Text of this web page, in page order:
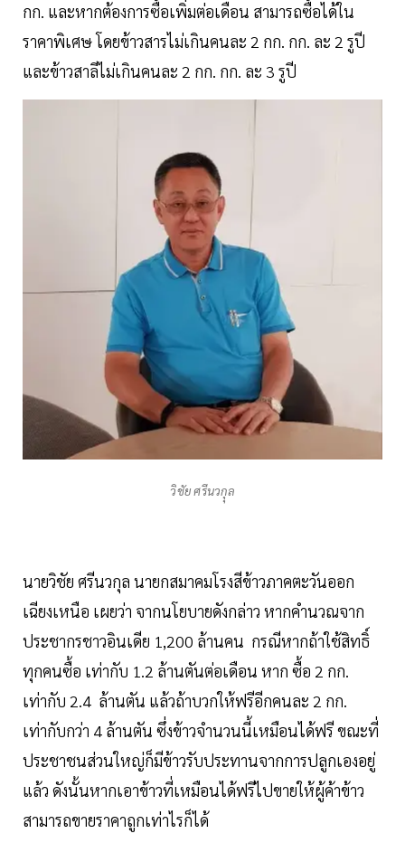
กก. และหากต้องการซื้อเพิ่มต่อเดือน สามารถซื้อได้ใน
ราคาพิเศษ โดยข้าวสารไม่เกินคนละ 2 กก. กก. ละ 2 รูปี
และข้าวสาลีไม่เกินคนละ 2 กก. กก. ละ 3 รูปี
วิชัย ศรีนวกุุล
นายวิชัย ศรีนวกุล นายกสมาคมโรงสีข้าวภาคตะวันออก
เฉียงเหนือ เผยว่า จากนโยบายดังกล่าว หากคำนวณจาก
ประชากรชาวอินเดีย 1,200 ล้านคน กรณีหากถ้าใช้สิทธิ์
ทุกคนซื้อ เท่ากับ 1.2 ล้านตันต่อเดือน หาก ซื้อ 2 กก.
เท่ากับ 2.4 ล้านตัน แล้วถ้าบวกให้ฟรีอีกคนละ 2 กก.
เท่ากับกว่า 4 ล้านตัน ซึ่งข้าวจำนวนนี้เหมือนได้ฟรี ขณะที่
ประชาชนส่วนใหญ่ก็มีข้าวรับประทานจากการปลูกเองอยู่
แล้ว ดังนั้นหากเอาข้าวที่เหมือนได้ฟรีไปขายให้ผู้ค้าข้าว
สามารถขายราคาถูกเท่าไรก็ได้